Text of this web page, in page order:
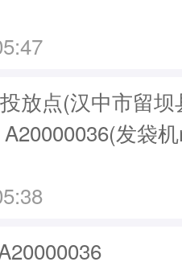
放点(汉中市留
发袋